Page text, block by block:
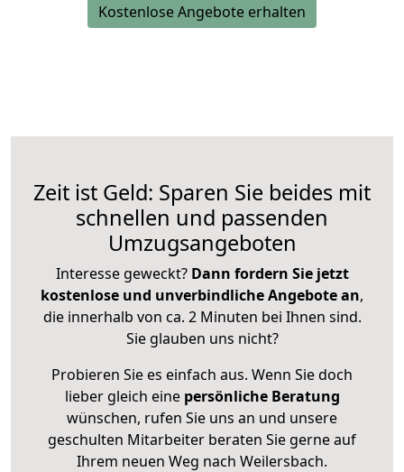
Kostenlose Angebote erhalten
Zeit ist Geld: Sparen Sie beides mit
schnellen und passenden
Umzugsangeboten
Interesse geweckt? Dann fordern Sie jetzt
kostenlose und unverbindliche Angebote an,
die innerhalb von ca. 2 Minuten bei Ihnen sind.
Sie glauben uns nicht?
Probieren Sie es einfach aus. Wenn Sie doch
lieber gleich eine persönliche Beratung
wünschen, rufen Sie uns an und unsere
geschulten Mitarbeiter beraten Sie gerne auf
Ihrem neuen Weg nach Weilersbach.